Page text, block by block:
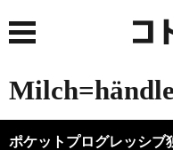
ポケットプログレッシブ